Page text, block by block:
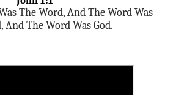
The Word, And The Word Was
And The Word Was God.